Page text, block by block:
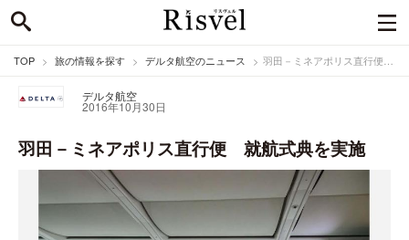
TOP 旅の情報を探す デルタ航空のニュース 羽田－ミネアポリス直行便 就航式典を実施
デルタ航空
2016年10月30日
羽田－ミネアポリス直行便 就航式典を実施